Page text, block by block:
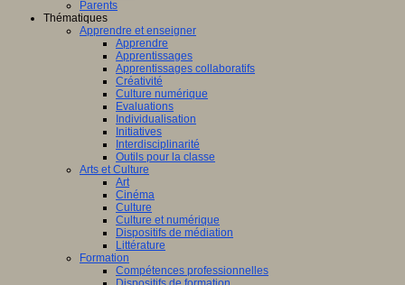
Parents
Thématiques
Apprendre et enseigner
Apprendre
Apprentissages
Apprentissages collaboratifs
Créativité
Culture numérique
Evaluations
Individualisation
Initiatives
Interdisciplinarité
Outils pour la classe
Arts et Culture
Art
Cinéma
Culture
Culture et numérique
Dispositifs de médiation
Littérature
Formation
Compétences professionnelles